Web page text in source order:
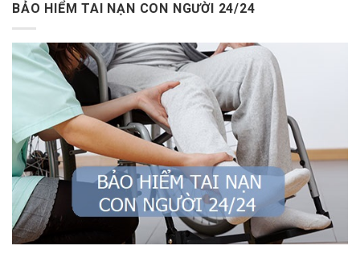
BẢO HIỂM TAI NẠN CON NGƯỜI 24/24